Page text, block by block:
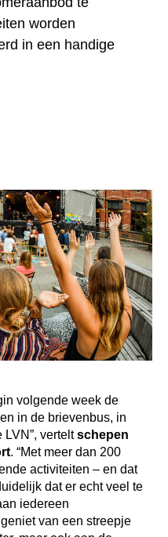
worden
in een handige
volgende week de
in de brievenbus, in
LVN”, verteltschepen
. “Met meer dan 200
activiteiten – en dat
dat er echt veel te
iedereen
van een streepje